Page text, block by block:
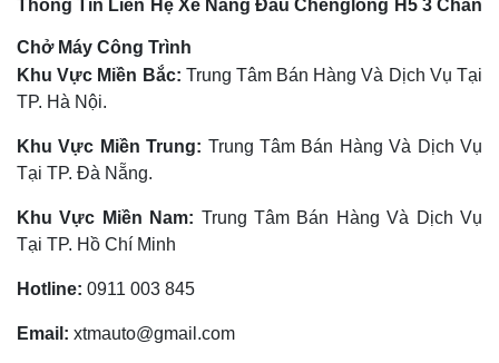
Thông Tin Liên Hệ Xe Nâng Đầu Chenglong H5 3 Chân
Chở Máy Công Trình
Khu Vực Miền Bắc: Trung Tâm Bán Hàng Và Dịch Vụ Tại
TP. Hà Nội.
Khu Vực Miền Trung: Trung Tâm Bán Hàng Và Dịch Vụ
Tại TP. Đà Nẵng.
Khu Vực Miền Nam: Trung Tâm Bán Hàng Và Dịch Vụ
Tại TP. Hồ Chí Minh
Hotline: 0911 003 845
Email: xtmauto@gmail.com